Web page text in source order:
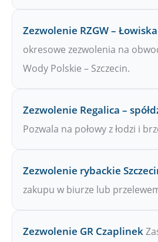
Zezwolenie RZGW –
okresowe zezwolenia na
Wody Polskie – Szczecin.
Zezwolenie Regalica –
Pozwala na połowy z łodzi i
Zezwolenie rybackie
zakupu w biurze lub
Zezwolenie GR Czaplinek